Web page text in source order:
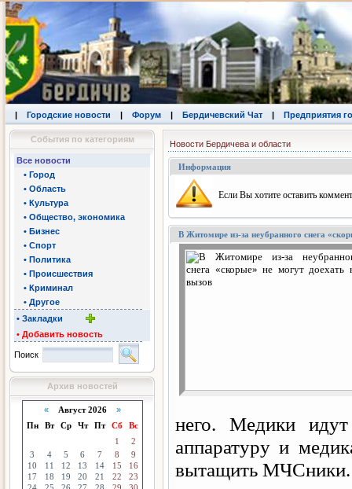
| Городские новости | Форум | Бердичевский Чат | Предприятия
События по категориям
Все новости
• Город
• Область
• Культура
• Общество, экономика
• Бизнес
• Спорт
• Политика
• Происшествия
• Криминал
• Другое
• Закладки
• Добавить новость
Поиск
Архив новостей
«Август 2026 »
Пн
Вт Ср Чт Пт Сб
Вс
1
2
3
4 5 6 7 8
9
10
11 12 13 14 15
16
17
18 19 20 21 22
23
Новости Бердичева и области
Информация
Eсли Вы хотите оставить
В Житомире из-за неубранного снега
него. Медики
аппаратуру и
вытащить МЧСники.